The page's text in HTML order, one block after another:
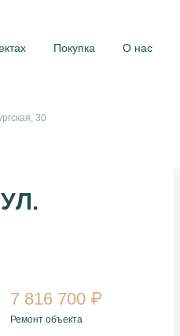
Покупка О нас
30
7 816 700 ₽
Ремонт объекта